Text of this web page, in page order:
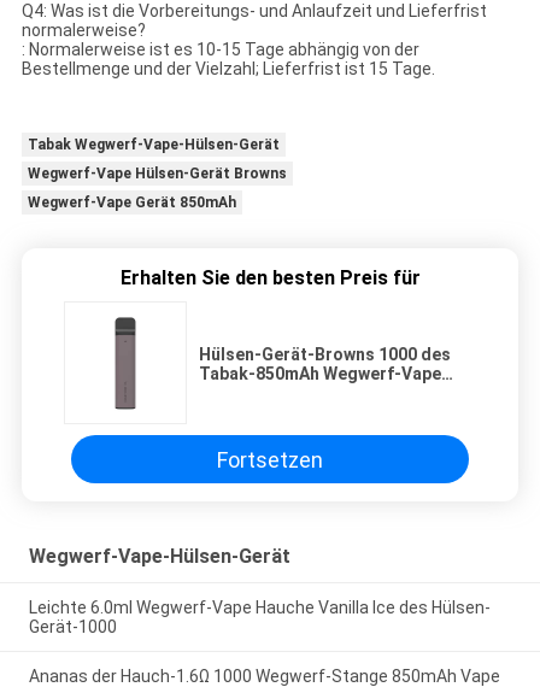
Q4: Was ist die Vorbereitungs- und Anlaufzeit und Lieferfrist
normalerweise?
: Normalerweise ist es 10-15 Tage abhängig von der
Bestellmenge und der Vielzahl; Lieferfrist ist 15 Tage.
Tabak Wegwerf-Vape-Hülsen-Gerät
Wegwerf-Vape Hülsen-Gerät Browns
Wegwerf-Vape Gerät 850mAh
Erhalten Sie den besten Preis für
Hülsen-Gerät-Browns 1000 des
Tabak-850mAh Wegwerf-Vape
Fortsetzen
Wegwerf-Vape-Hülsen-Gerät
Leichte 6.0ml Wegwerf-Vape Hauche Vanilla Ice des Hülsen-
Gerät-1000
Ananas der Hauch-1.6Ω 1000 Wegwerf-Stange 850mAh Vape